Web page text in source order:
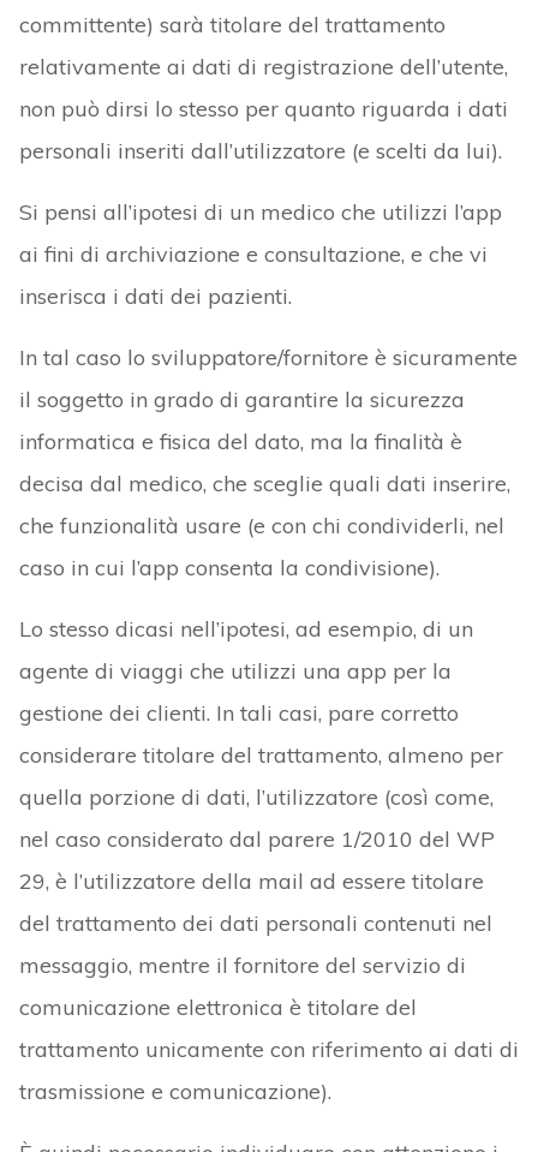
committente) sarà titolare del trattamento
relativamente ai dati di registrazione dell’utente,
non può dirsi lo stesso per quanto riguarda i dati
personali inseriti dall’utilizzatore (e scelti da lui).
Si pensi all’ipotesi di un medico che utilizzi l’app
ai fini di archiviazione e consultazione, e che vi
inserisca i dati dei pazienti.
In tal caso lo sviluppatore/fornitore è sicuramente
il soggetto in grado di garantire la sicurezza
informatica e fisica del dato, ma la finalità è
decisa dal medico, che sceglie quali dati inserire,
che funzionalità usare (e con chi condividerli, nel
caso in cui l’app consenta la condivisione).
Lo stesso dicasi nell’ipotesi, ad esempio, di un
agente di viaggi che utilizzi una app per la
gestione dei clienti. In tali casi, pare corretto
considerare titolare del trattamento, almeno per
quella porzione di dati, l’utilizzatore (così come,
nel caso considerato dal parere 1/2010 del WP
29, è l’utilizzatore della mail ad essere titolare
del trattamento dei dati personali contenuti nel
messaggio, mentre il fornitore del servizio di
comunicazione elettronica è titolare del
trattamento unicamente con riferimento ai dati di
trasmissione e comunicazione).